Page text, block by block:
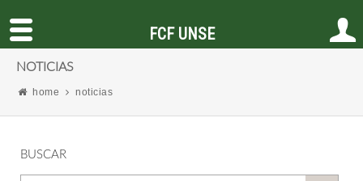
NOTICIAS
home noticias
BUSCAR
FCF UNSE